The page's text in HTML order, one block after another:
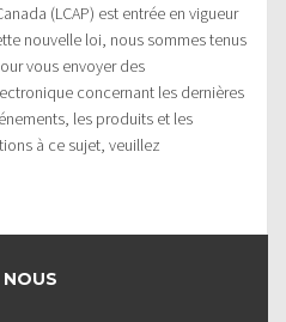
(LCAP) est entrée en vigueur
nouvelle loi, nous sommes tenus
vous envoyer des
concernant les dernières
les produits et les
à ce sujet, veuillez